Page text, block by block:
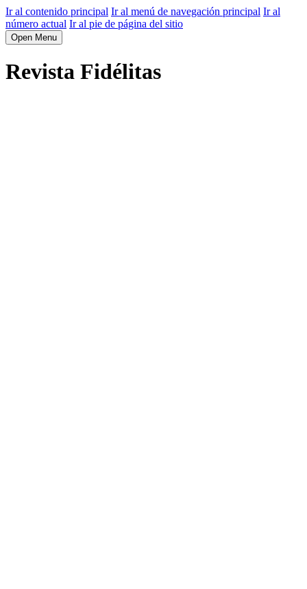
Ir al contenido principal Ir al menú de navegación principal Ir al
número actual Ir al pie de página del sitio
Open Menu
Revista Fidélitas